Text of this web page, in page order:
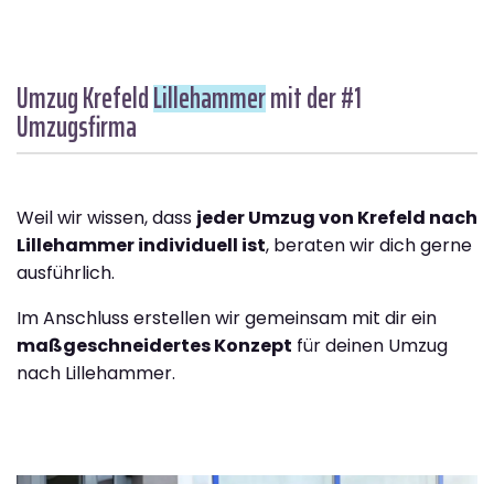
Umzug KrefeldLillehammermit der #1
Umzugsfirma
Weil wir wissen, dass jeder Umzug von Krefeld nach
Lillehammer individuell ist, beraten wir dich gerne
ausführlich.
Im Anschluss erstellen wir gemeinsam mit dir ein
maßgeschneidertes Konzept für deinen Umzug
nach Lillehammer.